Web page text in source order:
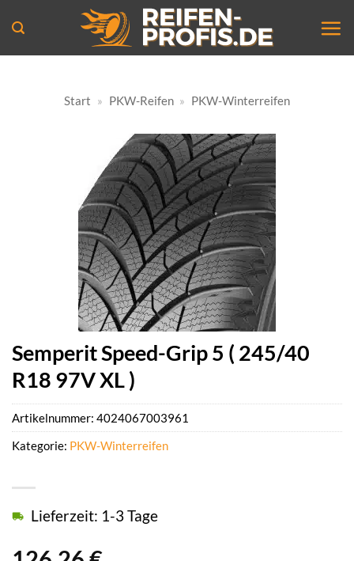
Inhalt
springen
Start » PKW-Reifen » PKW-Winterreifen
Semperit Speed-Grip 5 ( 245/40
R18 97V XL )
Lieferzeit: 1-3 Tage
Artikelnummer: 4024067003961
Kategorie: PKW-Winterreifen